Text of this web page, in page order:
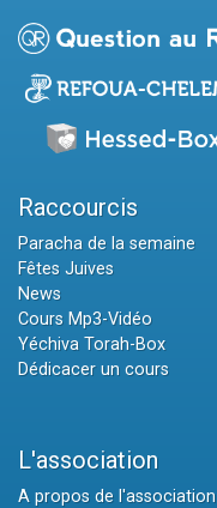
Raccourcis
Paracha de la semaine
Fêtes Juives
News
Cours Mp3-Vidéo
Yéchiva Torah-Box
Dédicacer un cours
L'association
A propos de l'association